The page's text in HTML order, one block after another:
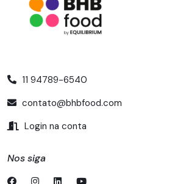
11 94789-6540
contato@bhbfood.com
Login na conta
Nos siga